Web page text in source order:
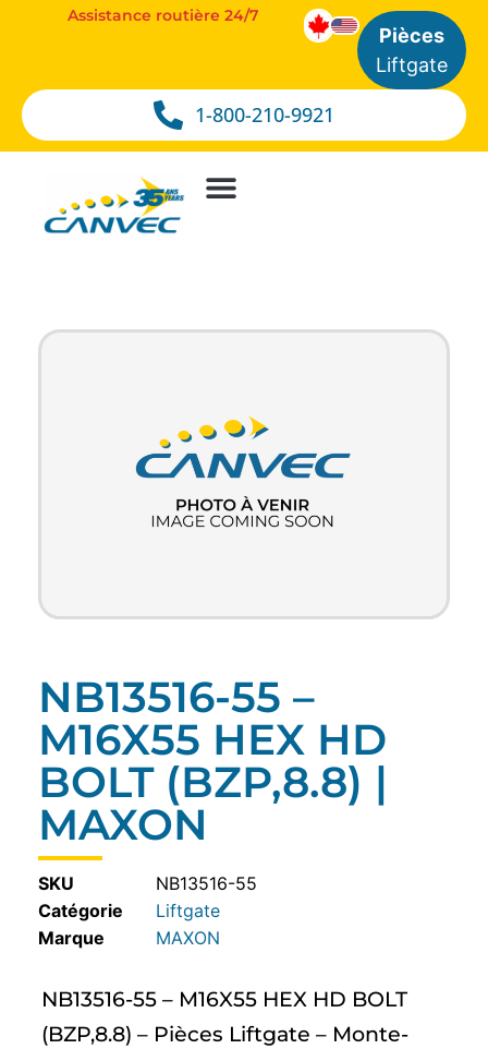
1-800-210-9921
Assistance routière 24/7
Pièces
Liftgate
NB13516-55 –
M16X55 HEX HD
BOLT (BZP,8.8) |
MAXON
SKU
NB13516-55
Catégorie
Liftgate
MAXON
NB13516-55 – M16X55 HEX HD BOLT
(BZP,8.8) – Pièces Liftgate – Monte-